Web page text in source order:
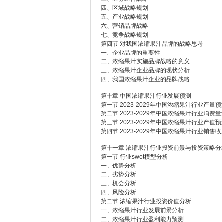
四、区域战略规划
五、产业战略规划
六、营销品牌战略
七、竞争战略规划
第四节 对我国浓缩果汁品牌的战略思考
一、企业品牌的重要性
二、浓缩果汁实施品牌战略的意义
三、浓缩果汁企业品牌的现状分析
四、我国浓缩果汁企业的品牌战略
第十章 中国浓缩果汁行业发展预测
第一节 2023-2029年中国浓缩果汁行业产量预
第二节 2023-2029年中国浓缩果汁行业消费量
第三节 2023-2029年中国浓缩果汁行业产值预
第四节 2023-2029年中国浓缩果汁行业销售收
第十一章 浓缩果汁行业投资前景与投资策略
第一节 行业swot模型分析
一、优势分析
二、劣势分析
三、机会分析
四、风险分析
第二节 浓缩果汁行业投资价值分析
一、浓缩果汁行业发展前景分析
二、浓缩果汁行业盈利能力预测